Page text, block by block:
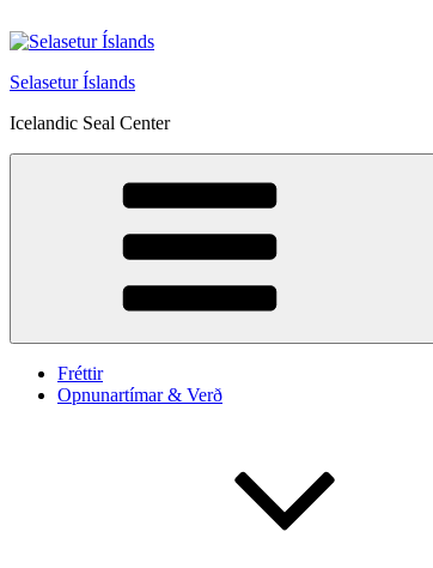
að
Selasetur Íslands
Icelandic Seal Center
Fréttir
Opnunartímar & Verð